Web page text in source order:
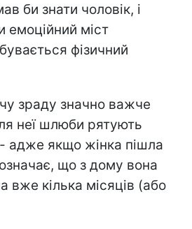
би знати чоловік, і
емоційний міст
фізичний
зраду значно важче
неї шлюби рятують
адже якщо жінка пішла
що з дому вона
вже кілька місяців (або